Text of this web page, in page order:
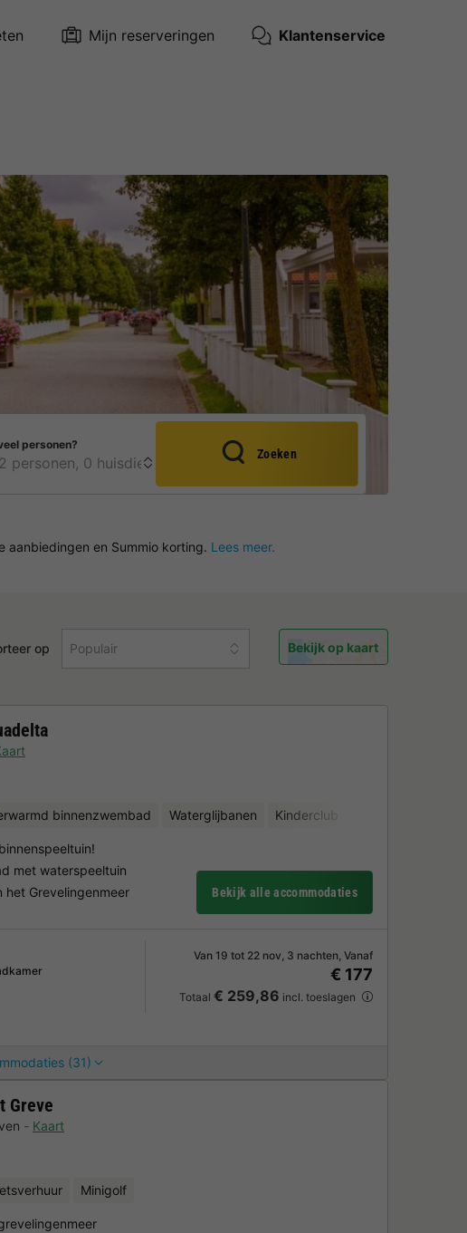
Mijn reserveringen Klantenservice
personen?
Zoeken
aanbiedingen en Summio korting. Lees meer.
op Populair Bekijk op kaart
binnenzwembad Waterglijbanen Kinderclub
met waterspeeltuin
het Grevelingenmeer
Bekijk alle accommodaties
(31)
Van 19 tot 22 nov, 3 nachten, Vanaf
€ 177
Totaal € 259,86 incl. toeslagen
Greve
Kaart
Minigolf